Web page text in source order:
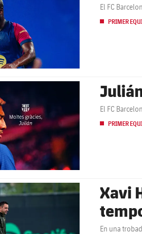
El FC
PRIMER
El FC
PRIMER
Xavi
En una